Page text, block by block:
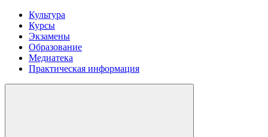
Культура
Курсы
Экзамены
Образование
Медиатека
Практическая информация